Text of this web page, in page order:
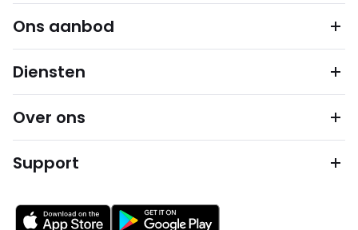
Ons aanbod
Diensten
Over ons
Support